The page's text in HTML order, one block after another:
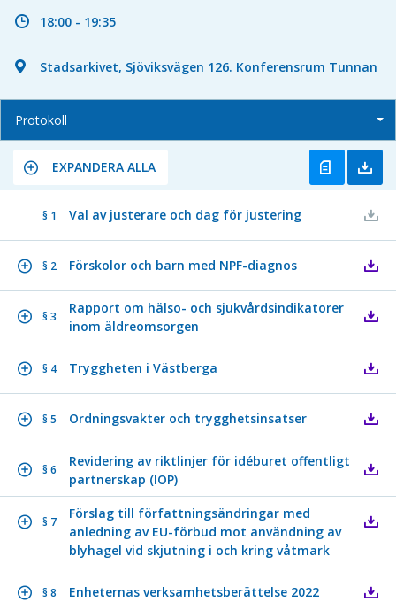
18:00 - 19:35
Stadsarkivet, Sjöviksvägen 126. Konferensrum Tunnan
Protokoll
EXPANDERA ALLA
§ 1 Val av justerare och dag för justering
§ 2 Förskolor och barn med NPF-diagnos
§ 3
Rapport om hälso- och sjukvårdsindikatorer
inom äldreomsorgen
§ 4 Tryggheten i Västberga
§ 5 Ordningsvakter och trygghetsinsatser
§ 6
Revidering av riktlinjer för idéburet offentligt
partnerskap (IOP)
§ 7
Förslag till författningsändringar med
anledning av EU-förbud mot användning av
blyhagel vid skjutning i och kring våtmark
§ 8 Enheternas verksamhetsberättelse 2022